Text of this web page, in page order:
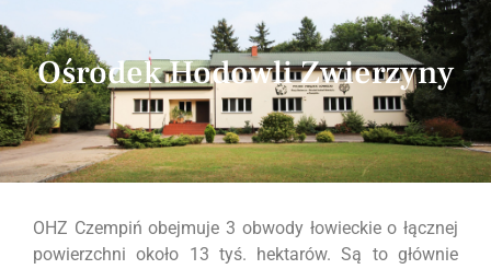
Ośrodek Hodowli Zwierzyny
OHZ Czempiń obejmuje 3 obwody łowieckie o łącznej
powierzchni około 13 tyś. hektarów. Są to głównie